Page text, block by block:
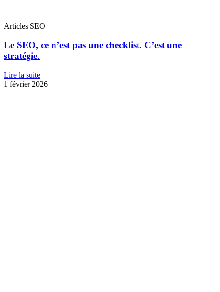
Articles SEO
Le SEO, ce n’est pas une checklist. C’est une
stratégie.
Lire la suite
1 février 2026